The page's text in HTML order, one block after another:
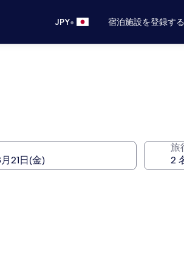
JPY• 宿泊施設を登録する
旅